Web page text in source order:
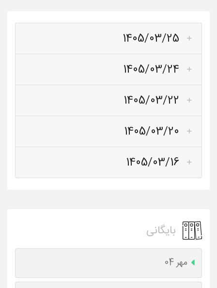
1405/03/25
1405/03/24
1405/03/22
1405/03/20
1405/03/16
بایگانی
مهر 04